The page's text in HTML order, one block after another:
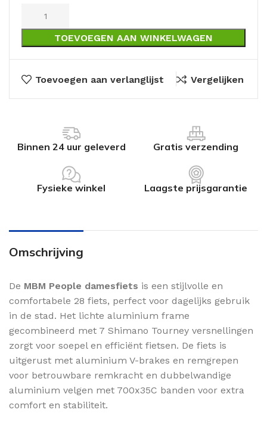
TOEVOEGEN AAN WINKELWAGEN
Toevoegen aan verlanglijst Vergelijken
Binnen 24 uur geleverd Gratis verzending
Fysieke winkel Laagste prijsgarantie
Omschrijving
De MBM People damesfiets is een stijlvolle en
comfortabele 28 fiets, perfect voor dagelijks gebruik
in de stad. Het lichte aluminium frame
gecombineerd met 7 Shimano Tourney versnellingen
zorgt voor soepel en efficiënt fietsen. De fiets is
uitgerust met aluminium V-brakes en remgrepen
voor betrouwbare remkracht en dubbelwandige
aluminium velgen met 700x35C banden voor extra
comfort en stabiliteit.